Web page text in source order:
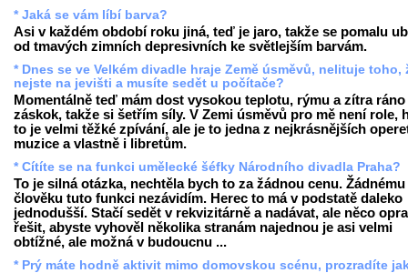
* Jaká se vám líbí barva?
Asi v každém období roku jiná, teď je jaro, takže se pomalu
od tmavých zimních depresivních ke světlejším barvám.
* Dnes se ve Velkém divadle hraje Země úsměvů, nelituje toho,
nejste na jevišti a musíte sedět u počítače?
Momentálně teď mám dost vysokou teplotu, rýmu a zítra ráno
záskok, takže si šetřím síly. V Zemi úsměvů pro mě není role,
to je velmi těžké zpívání, ale je to jedna z nejkrásnějších
muzice a vlastně i libretům.
* Cítíte se na funkci umělecké šéfky Národního divadla Praha?
To je silná otázka, nechtěla bych to za žádnou cenu. Žádnému
člověku tuto funkci nezávidím. Herec to má v podstatě daleko
jednodušší. Stačí sedět v rekvizitárně a nadávat, ale něco
řešit, abyste vyhověl několika stranám najednou je asi velmi
obtížné, ale možná v budoucnu ...
* Prý máte hodně aktivit mimo domovskou scénu, prozradíte